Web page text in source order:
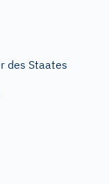
des Staates